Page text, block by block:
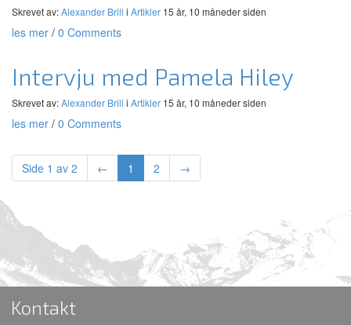
Skrevet av:Alexander Brill i Artikler 15 år, 10 måneder siden
les mer / 0 Comments
Intervju med Pamela Hiley
Skrevet av:Alexander Brill i Artikler 15 år, 10 måneder siden
les mer / 0 Comments
Side 1 av 2 ← 1 2 →
Kontakt